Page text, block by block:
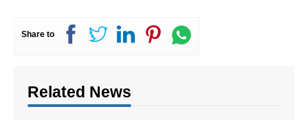
Share to
Related News